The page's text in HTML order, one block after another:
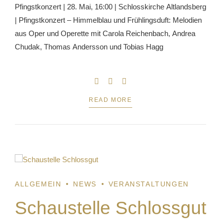
Pfingstkonzert | 28. Mai, 16:00 | Schlosskirche Altlandsberg
| Pfingstkonzert – Himmelblau und Frühlingsduft: Melodien
aus Oper und Operette mit Carola Reichenbach, Andrea
Chudak, Thomas Andersson und Tobias Hagg
READ MORE
ALLGEMEIN NEWS VERANSTALTUNGEN
Schaustelle Schlossgut